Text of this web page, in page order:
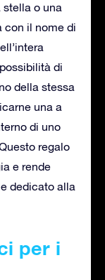
stella o una
con il nome di
di
della stessa
una a
di uno
regalo
e rende
dedicato alla
per i